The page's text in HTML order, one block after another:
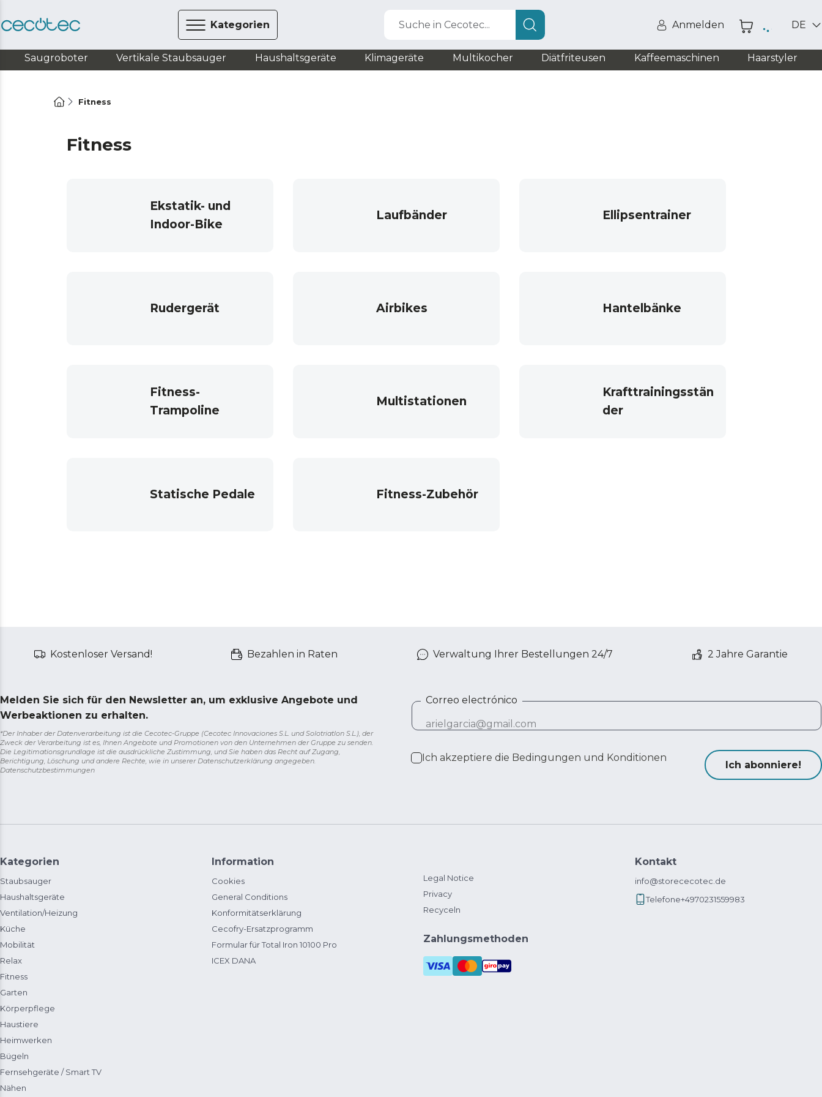
Kategorien Suche in Cecotec... Anmelden DE
Saugroboter Vertikale Staubsauger Haushaltsgeräte Klimageräte Multikocher Diätfriteusen Kaffeemaschinen Haarstyler
Fitness
Fitness
Ekstatik- und
Indoor-Bike
Laufbänder Ellipsentrainer
Rudergerät Airbikes Hantelbänke
Fitness-
Trampoline
Multistationen
Krafttrainingsstän
der
Statische Pedale Fitness-Zubehör
Kostenloser Versand! Bezahlen in Raten Verwaltung Ihrer Bestellungen 24/7 2 Jahre Garantie
Melden Sie sich für den Newsletter an, um exklusive Angebote und
Werbeaktionen zu erhalten.
*Der Inhaber der Datenverarbeitung ist die Cecotec-Gruppe (Cecotec Innovaciones S.L. und Solotriatlon S.L.), der
Zweck der Verarbeitung ist es, Ihnen Angebote und Promotionen von den Unternehmen der Gruppe zu senden.
Die Legitimationsgrundlage ist die ausdrückliche Zustimmung, und Sie haben das Recht auf Zugang,
Berichtigung, Löschung und andere Rechte, wie in unserer Datenschutzerklärung angegeben.
Datenschutzbestimmungen
Correo electrónico
Ich akzeptiere die Bedingungen und Konditionen
Ich abonniere!
Kategorien
Staubsauger
Haushaltsgeräte
Ventilation/Heizung
Küche
Mobilität
Relax
Fitness
Garten
Körperpflege
Haustiere
Heimwerken
Bügeln
Fernsehgeräte / Smart TV
Nähen
Information
Cookies
General Conditions
Konformitätserklärung
Cecofry-Ersatzprogramm
Formular für Total Iron 10100 Pro
ICEX DANA
Legal Notice
Privacy
Recyceln
Zahlungsmethoden
Kontakt
info@storececotec.de
Telefone+4970231559983